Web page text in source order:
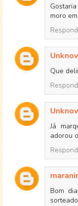
moro
Que
Já
adorou
Bom